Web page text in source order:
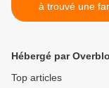
à trouvé une
Hébergé par
Top articles